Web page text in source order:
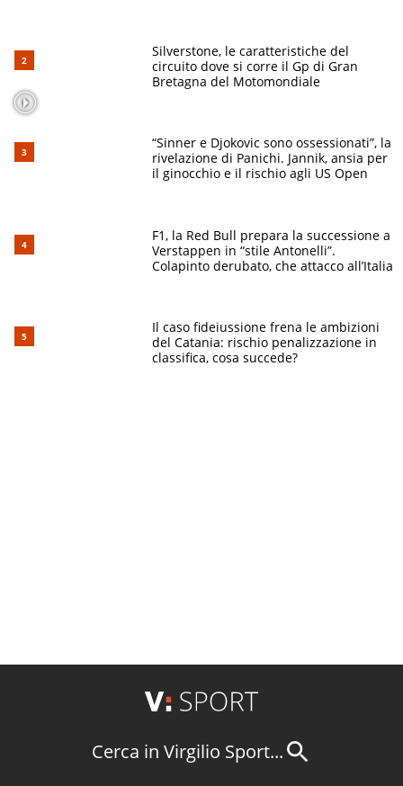
Silverstone, le caratteristiche del
circuito dove si corre il Gp di Gran
Bretagna del Motomondiale
“Sinner e Djokovic sono ossessionati”, la
rivelazione di Panichi. Jannik, ansia per
il ginocchio e il rischio agli US Open
F1, la Red Bull prepara la successione a
Verstappen in “stile Antonelli”.
Colapinto derubato, che attacco all’Italia
Il caso fideiussione frena le ambizioni
del Catania: rischio penalizzazione in
classifica, cosa succede?
Cerca in Virgilio Sport...